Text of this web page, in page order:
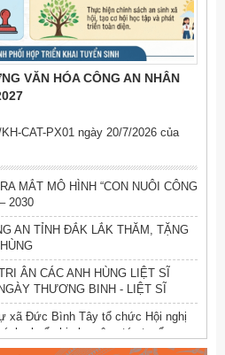
VĂN HÓA CÔNG AN NHÂN
CAT-PX01 ngày 20/7/2026 của
MẮT MÔ HÌNH “CON NUÔI CÔNG
2030
AN TỈNH ĐẮK LẮK THĂM, TẶNG
ÂN CÁC ANH HÙNG LIỆT SĨ
THƯƠNG BINH - LIỆT SĨ
xã Đức Bình Tây tổ chức Hội nghị
chuẩn bị cho công tác tuyển